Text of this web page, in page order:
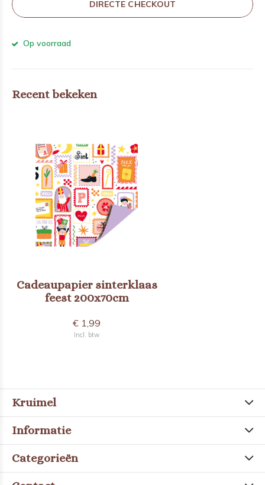
DIRECTE CHECKOUT
Op voorraad
Recent bekeken
Cadeaupapier sinterklaas
feest 200x70cm
€ 1,99
Incl. btw
Kruimel
Informatie
Categorieën